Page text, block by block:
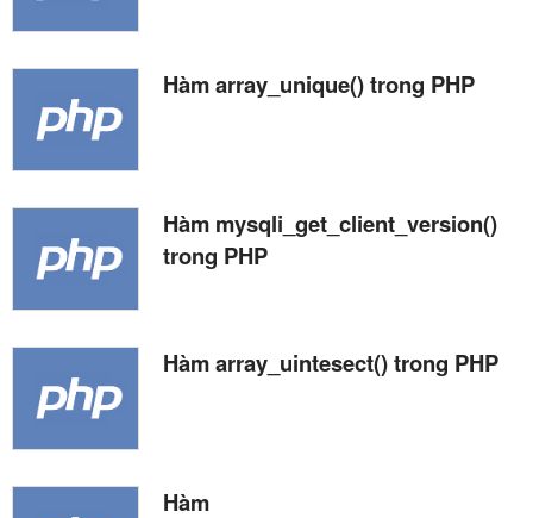
Hàm array_unique() trong PHP
Hàm mysqli_get_client_version()
trong PHP
Hàm array_uintesect() trong PHP
Hàm